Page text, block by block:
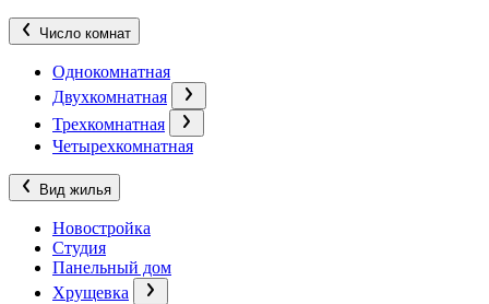
Число комнат
Однокомнатная
Двухкомнатная
Трехкомнатная
Четырехкомнатная
Вид жилья
Новостройка
Студия
Панельный дом
Хрущевка